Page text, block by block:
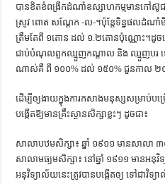
បានខិតខំពង្រីកដំណាំឧស្សាហកម្មមានកៅស៊ូ
ស្រូវ ពោត សណ្ដែក -ល-។ប៉ុន្តែទិន្នផលដំណ
ត្រឹមតែពី ១តោន ដល់ ១.២តោនប៉ុណ្ណោះ។ដូចន
ជាប់បំណុលពួកឈ្មួញកណ្ដាល និង ឈ្មួញបរ ទ
ណាស់គឺ ពី ១០០% ដល់ ១៥០% ជួនកាល ២០
ដើម្បីឲ្យងាយក្នុងការកសាងមនុស្សសម្រាប់បម្រ
បង្កើតឱ្យមានគ្រឹះស្ថានសិក្សាខ្លះៗ ដូចជា៖
សាលាបឋមសិក្សា៖ ឆ្នាំ ១៩១១ មានសាលា
សាលាមធ្យមសិក្សា៖ នៅឆ្នាំ ១៩១១ មានអនុ
អនុវិទ្យាល័យនេះត្រូវបានបង្កើតឲ្យ ទៅជាវិទ្